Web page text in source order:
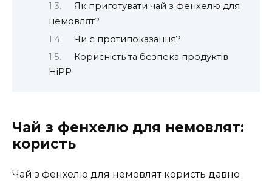
Як приготувати чай з фенхелю для
немовлят?
Чи є протипоказання?
Корисність та безпека продуктів
HiPP
Чай з фенхелю для немовлят:
користь
Чай з фенхелю для немовлят користь давно